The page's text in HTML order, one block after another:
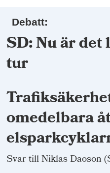
Debatt:
SD: Nu är
tur
omedelbara
Svar till Niklas Daoson